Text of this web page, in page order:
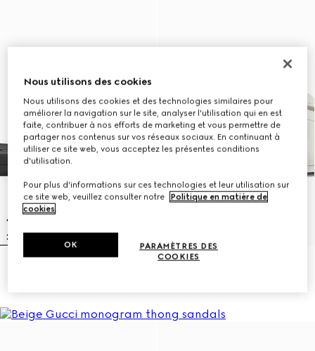
Nous utilisons des cookies
Nous utilisons des cookies et des technologies similaires pour
améliorer la navigation sur le site, analyser l'utilisation qui en est
faite, contribuer à nos efforts de marketing et vous permettre de
partager nos contenus sur vos réseaux sociaux. En continuant à
utiliser ce site web, vous acceptez les présentes conditions
d'utilisation.
Pour plus d'informations sur ces technologies et leur utilisation sur
ce site web, veuillez consulter notre
Politique en matière de
cookies.
PARAMÈTRES DES
COOKIES
OK